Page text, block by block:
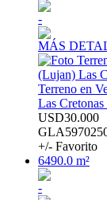
-
MÁS
Terreno en
Las
USD30.000
+/- Favorito
6490.0 m²
-